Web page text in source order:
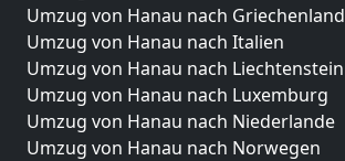
Umzug von Hanau nach Griechenland
Umzug von Hanau nach Italien
Umzug von Hanau nach Liechtenstein
Umzug von Hanau nach Luxemburg
Umzug von Hanau nach Niederlande
Umzug von Hanau nach Norwegen